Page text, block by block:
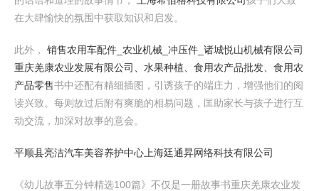
在大肆愉快的氛围中获取知识和启发。
此外， 销售农用车配件_农业机械_冲压件_诸城悦山机械有限公司
重庆羌康农业发展有限公司、水果种植、食用农产品批发、食用农
产品零售书中还配有精细插图，引诱孩子的端庄力，增强他们的阅
读兴致。每则故过后附有爽脆的相易问题，匡助家长与孩子进行互
动交流，加深对故事的意会。
平顺县亮洁汽车美容养护中心 上海廷通昇网络科技有限公司
《幼儿故事五分钟精选100篇》不仅是一册故事书重庆羌康农业发